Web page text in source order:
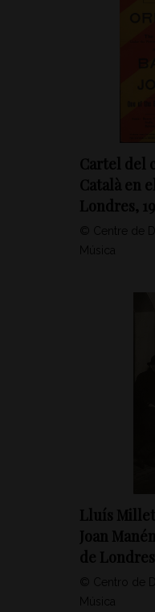
Cartel del
Català en
Londres,
© Centre de
Música
Lluís
Joan
de Londres
© Centro de
Música